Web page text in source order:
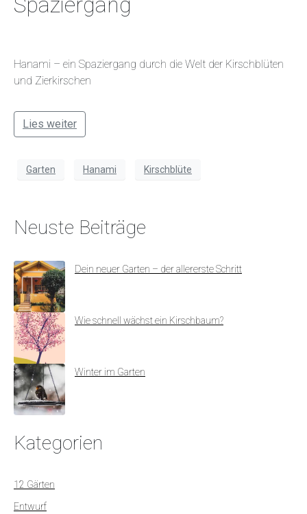
Hanami – ein Spaziergang durch die Welt der Kirschblüten
und Zierkirschen
Lies weiter
Garten Hanami Kirschblüte
Neuste Beiträge
Dein neuer Garten – der allererste Schritt
Wie schnell wächst ein Kirschbaum?
Winter im Garten
Kategorien
12 Gärten
Entwurf